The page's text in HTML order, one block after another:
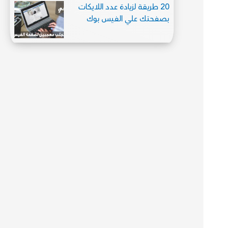
20 طريقة لزيادة عدد اللايكات
بصفحتك علي الفيس بوك